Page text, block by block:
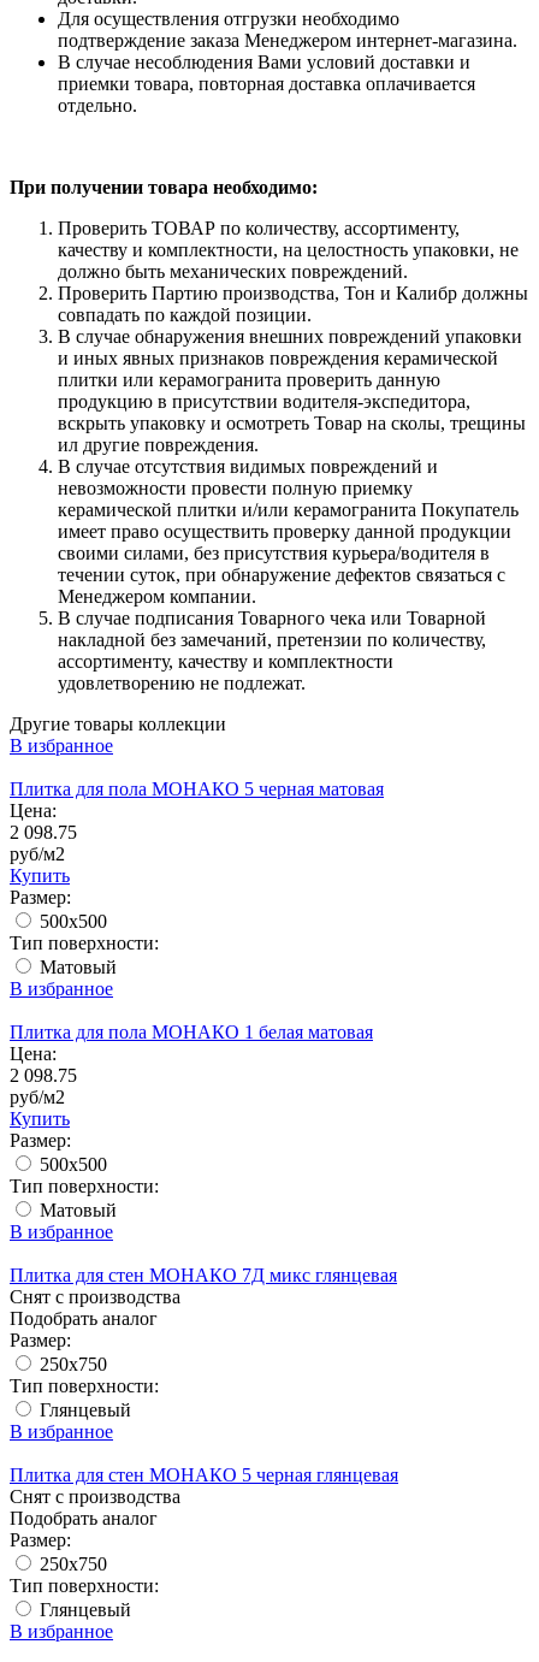
Для осуществления отгрузки необходимо
подтверждение заказа Менеджером интернет-магазина.
В случае несоблюдения Вами условий доставки и
приемки товара, повторная доставка оплачивается
отдельно.
При получении товара необходимо:
Проверить ТОВАР по количеству, ассортименту,
качеству и комплектности, на целостность упаковки, не
должно быть механических повреждений.
Проверить Партию производства, Тон и Калибр должны
совпадать по каждой позиции.
В случае обнаружения внешних повреждений упаковки
и иных явных признаков повреждения керамической
плитки или керамогранита проверить данную
продукцию в присутствии водителя-экспедитора,
вскрыть упаковку и осмотреть Товар на сколы, трещины
ил другие повреждения.
В случае отсутствия видимых повреждений и
невозможности провести полную приемку
керамической плитки и/или керамогранита Покупатель
имеет право осуществить проверку данной продукции
своими силами, без присутствия курьера/водителя в
течении суток, при обнаружение дефектов связаться с
Менеджером компании.
В случае подписания Товарного чека или Товарной
накладной без замечаний, претензии по количеству,
ассортименту, качеству и комплектности
удовлетворению не подлежат.
Другие товары коллекции
В избранное
Плитка для пола МОНАКО 5 черная матовая
Цена:
2 098.75
руб/м2
Купить
Размер:
500x500
Тип поверхности:
Матовый
В избранное
Плитка для пола МОНАКО 1 белая матовая
Цена:
2 098.75
руб/м2
Купить
Размер:
500x500
Тип поверхности:
Матовый
В избранное
Плитка для стен МОНАКО 7Д микс глянцевая
Снят с производства
Подобрать аналог
Размер:
250x750
Тип поверхности:
Глянцевый
В избранное
Плитка для стен МОНАКО 5 черная глянцевая
Снят с производства
Подобрать аналог
Размер:
250x750
Тип поверхности:
Глянцевый
В избранное